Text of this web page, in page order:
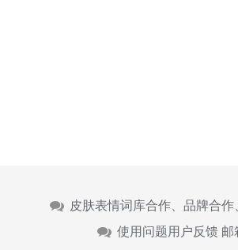
皮肤表情词库合作、品牌合
使用问题用户反馈 邮